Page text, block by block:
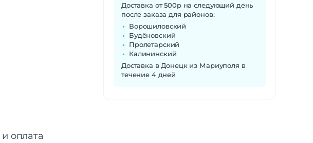
Доставка от 500р на следующий день
после заказа для районов:
Ворошиловский
Будёновский
Пролетарский
Калининский
Доставка в Донецк из Мариуполя в
течение 4 дней
оплата